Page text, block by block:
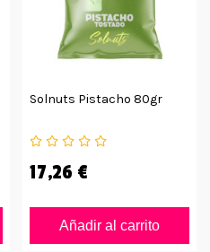
Solnuts Pistacho 80gr
17,26 €
Añadir al carrito